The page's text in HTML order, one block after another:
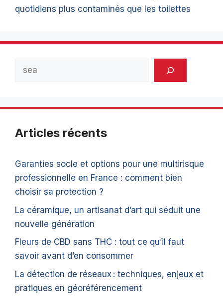
quotidiens plus contaminés que les toilettes
Articles récents
Garanties socle et options pour une multirisque
professionnelle en France : comment bien
choisir sa protection ?
La céramique, un artisanat d’art qui séduit une
nouvelle génération
Fleurs de CBD sans THC : tout ce qu’il faut
savoir avant d’en consommer
La détection de réseaux : techniques, enjeux et
pratiques en géoréférencement